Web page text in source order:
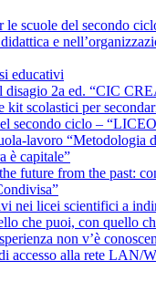
scuole del secondo
e
educativi
disagio 2a ed. “CIC
kit scolastici per
secondo ciclo –
lavoro “Metodologia
è capitale”
future from the past:
nei licei scientifici a
che puoi, con quello
non v’è
accesso alla rete